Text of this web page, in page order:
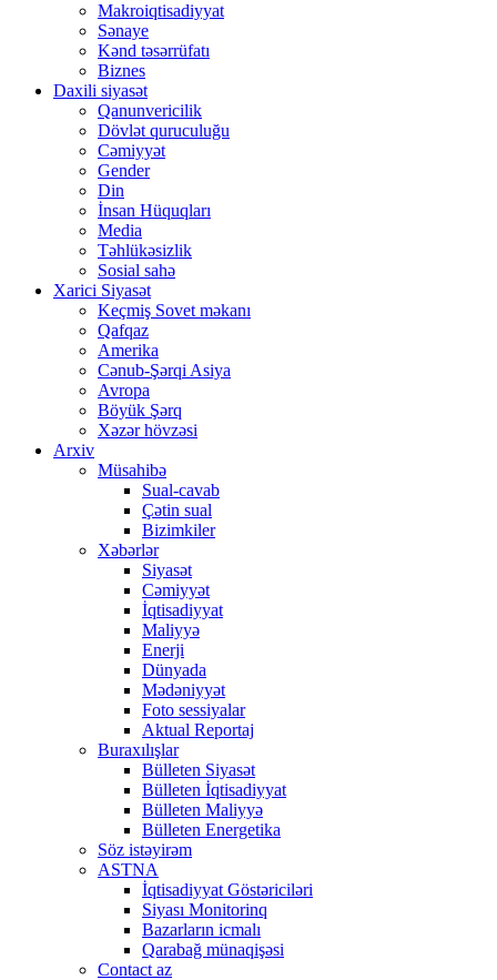
Makroiqtisadiyyat
Sənaye
Kənd təsərrüfatı
Biznes
Daxili siyasət
Qanunvericilik
Dövlət quruculuğu
Cəmiyyət
Gender
Din
İnsan Hüquqları
Media
Təhlükəsizlik
Sosial sahə
Xarici Siyasət
Keçmiş Sovet məkanı
Qafqaz
Amerika
Cənub-Şərqi Asiya
Avropa
Böyük Şərq
Xəzər hövzəsi
Arxiv
Müsahibə
Sual-cavab
Çətin sual
Bizimkiler
Xəbərlər
Siyasət
Cəmiyyət
İqtisadiyyat
Maliyyə
Enerji
Dünyada
Mədəniyyət
Foto sessiyalar
Aktual Reportaj
Buraxılışlar
Bülleten Siyasət
Bülleten İqtisadiyyat
Bülleten Maliyyə
Bülleten Energetika
Söz istəyirəm
ASTNA
İqtisadiyyat Göstəriciləri
Siyası Monitorinq
Bazarların icmalı
Qarabağ münaqişəsi
Contact az